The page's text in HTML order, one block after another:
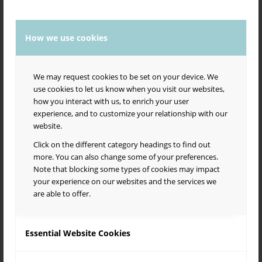
How we use cookies
We may request cookies to be set on your device. We
use cookies to let us know when you visit our websites,
how you interact with us, to enrich your user
experience, and to customize your relationship with our
website.
Click on the different category headings to find out
more. You can also change some of your preferences.
Note that blocking some types of cookies may impact
your experience on our websites and the services we
are able to offer.
Essential Website Cookies
mahdollisia).
Vielä pieni knoppitieto yhdistyksen nimestä: Borealis tarkoittaa
lempinimi Sabor tarkoittaa maukasta. Salsa onkin elämäntapa,
nautinto kaikilla mausteilla.
Tervetuloa mukaan iloiseen joukkoomme!
Saborin 20 toimintavuoden aikana salsa- ja lattariskene
Pääkaupunkiseudulla on moninaistunut suuresti. Ensimmäiset
reilun 10 vuotta Sabor tarjosi laajaa tanssin opetusta niin
“Alppilassa” kuin muissakin tapahtumissamme. Viimeisen
kymmenen vuoden aikana salsa- ja lattaritanssikoulujen ja
muiden toimijoiden määrä on kasvanut siinä määrin, että Sabor
toimintatavoilla, rakkaudesta laj(e)i(h)in, osa työkseen ja osa